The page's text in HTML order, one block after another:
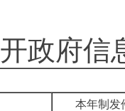
政府信
本年制发